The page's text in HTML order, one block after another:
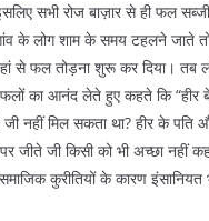
सभी रोज बाज़ार से ही फल
गांव के लोग शाम के समय टहलने
से फल तोड़ना शुरू कर दिया। तब
का आनंद लेते हुए कहते कि “हीर
नहीं मिल सकता था? हीर के
जीते जी किसी को भी अच्छा नहीं
कुरीतियों के कारण